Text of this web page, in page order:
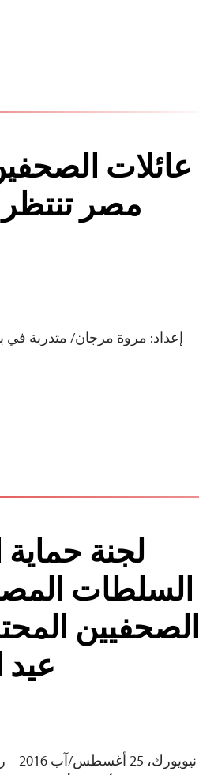
عائلات
مصر تنتظر
إعداد: مروة مرجان/ متدربة في
لجنة
السلطات
الصحفيين